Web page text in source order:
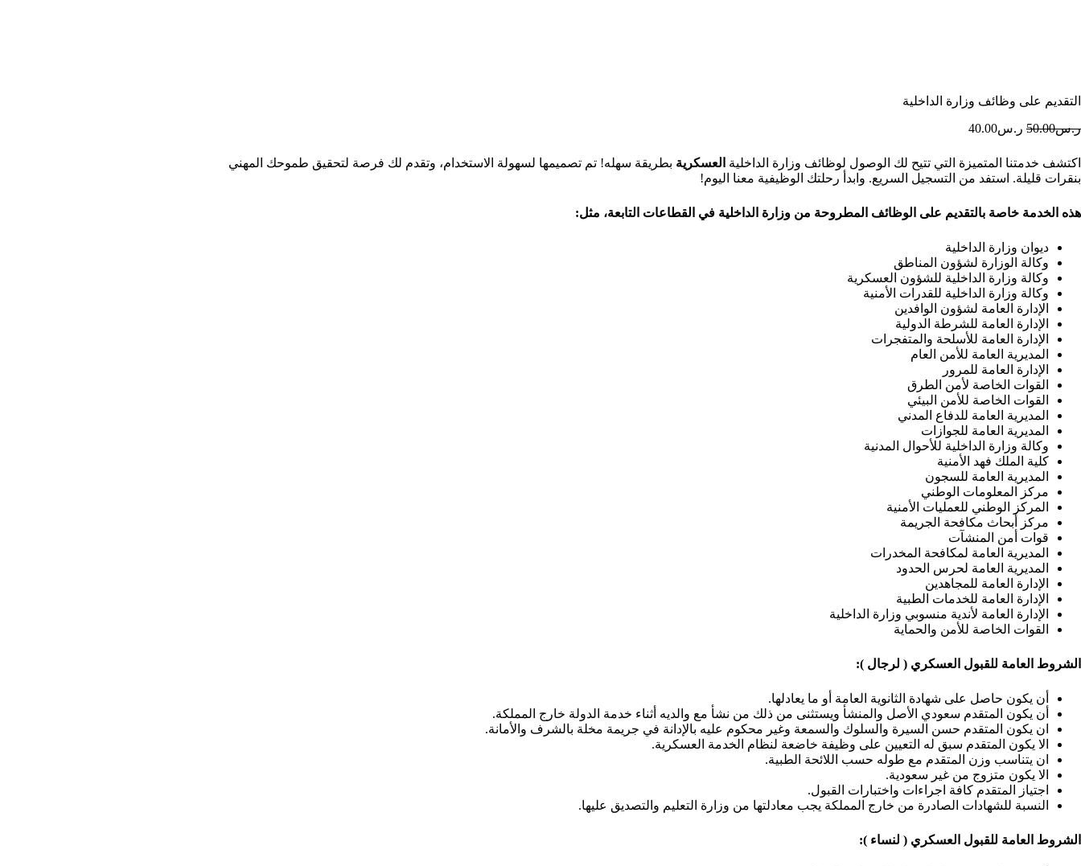
التقديم على وظائف وزارة الداخلية
ر.س50.00 ر.س40.00
اكتشف خدمتنا المتميزة التي تتيح لك الوصول لوظائف وزارة الداخلية العسكرية بطريقة سهله! تم تصميمها لسهولة الاستخدام، وتقدم لك فرصة لتحقيق طموحك المهني
بنقرات قليلة. استفد من التسجيل السريع. وابدأ رحلتك الوظيفية معنا اليوم!
هذه الخدمة خاصة بالتقديم على الوظائف المطروحة من وزارة الداخلية في القطاعات التابعة، مثل:
ديوان وزارة الداخلية
وكالة الوزارة لشؤون المناطق
وكالة وزارة الداخلية للشؤون العسكرية
وكالة وزارة الداخلية للقدرات الأمنية
الإدارة العامة لشؤون الوافدين
الإدارة العامة للشرطة الدولية
الإدارة العامة للأسلحة والمتفجرات
المديرية العامة للأمن العام
الإدارة العامة للمرور
القوات الخاصة لأمن الطرق
القوات الخاصة للأمن البيئي
المديرية العامة للدفاع المدني
المديرية العامة للجوازات
وكالة وزارة الداخلية للأحوال المدنية
كلية الملك فهد الأمنية
المديرية العامة للسجون
مركز المعلومات الوطني
المركز الوطني للعمليات الأمنية
مركز أبحاث مكافحة الجريمة
قوات أمن المنشآت
المديرية العامة لمكافحة المخدرات
المديرية العامة لحرس الحدود
الإدارة العامة للمجاهدين
الإدارة العامة للخدمات الطبية
الإدارة العامة لأندية منسوبي وزارة الداخلية
القوات الخاصة للأمن والحماية
الشروط العامة للقبول العسكري ( لرجال ):
أن يكون حاصل على شهادة الثانوية العامة أو ما يعادلها.
أن يكون المتقدم سعودي الأصل والمنشأ ويستثنى من ذلك من نشأ مع والديه أثناء خدمة الدولة خارج المملكة.
ان يكون المتقدم حسن السيرة والسلوك والسمعة وغير محكوم عليه بالإدانة في جريمة مخلة بالشرف والأمانة.
الا يكون المتقدم سبق له التعيين على وظيفة خاضعة لنظام الخدمة العسكرية.
ان يتناسب وزن المتقدم مع طوله حسب اللائحة الطبية.
الا يكون متزوج من غير سعودية.
اجتياز المتقدم كافة اجراءات واختبارات القبول.
النسبة للشهادات الصادرة من خارج المملكة يجب معادلتها من وزارة التعليم والتصديق عليها.
الشروط العامة للقبول العسكري ( لنساء ):